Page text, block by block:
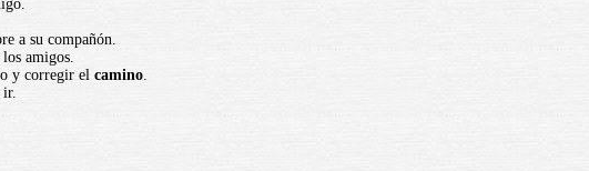
a su compañón.
los amigos.
y corregir el camino.
ir.